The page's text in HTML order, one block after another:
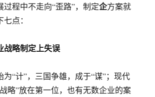
过程中不走向“歪路”，制定企方案就
点：
战略制定上失误
为“计”，三国争雄，成于“谋”；现代
略”放在第一位，也有无数企业的案